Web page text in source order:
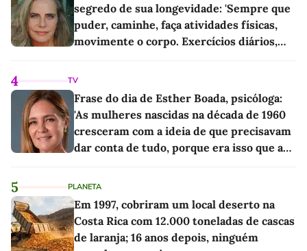
segredo de sua longevidade: 'Sempre que
puder, caminhe, faça atividades físicas,
movimente o corpo. Exercícios diários,
4 TV
Frase do dia de Esther Boada, psicóloga:
'As mulheres nascidas na década de 1960
cresceram com a ideia de que precisavam
dar conta de tudo, porque era isso que a
5 PLANETA
Em 1997, cobriram um local deserto na
Costa Rica com 12.000 toneladas de cascas
de laranja; 16 anos depois, ninguém